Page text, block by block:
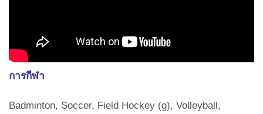
การกีฬา
Badminton, Soccer, Field Hockey (g), Volleyball,